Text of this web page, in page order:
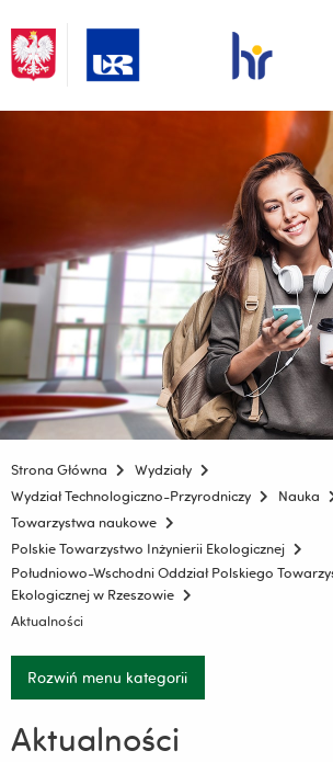
Strona Główna
Wydziały
Wydział Technologiczno-Przyrodniczy
Nauka
Towarzystwa naukowe
Polskie Towarzystwo Inżynierii Ekologicznej
Południowo-Wschodni Oddział Polskiego
Ekologicznej w Rzeszowie
Aktualności
Rozwiń menu kategorii
Aktualności